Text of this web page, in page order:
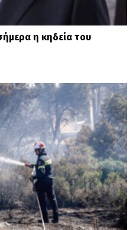
η κηδεία του